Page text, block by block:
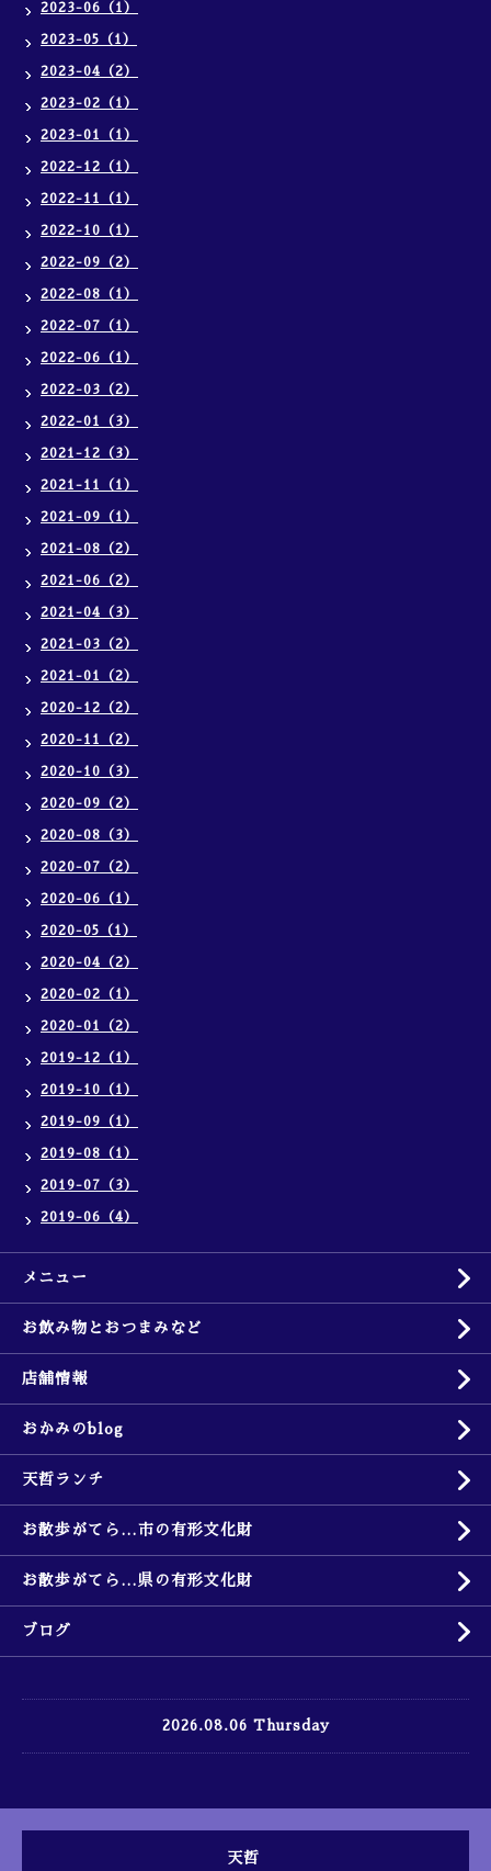
2023-06（1）
2023-05（1）
2023-04（2）
2023-02（1）
2023-01（1）
2022-12（1）
2022-11（1）
2022-10（1）
2022-09（2）
2022-08（1）
2022-07（1）
2022-06（1）
2022-03（2）
2022-01（3）
2021-12（3）
2021-11（1）
2021-09（1）
2021-08（2）
2021-06（2）
2021-04（3）
2021-03（2）
2021-01（2）
2020-12（2）
2020-11（2）
2020-10（3）
2020-09（2）
2020-08（3）
2020-07（2）
2020-06（1）
2020-05（1）
2020-04（2）
2020-02（1）
2020-01（2）
2019-12（1）
2019-10（1）
2019-09（1）
2019-08（1）
2019-07（3）
2019-06（4）
メニュー
お飲み物とおつまみなど
店舗情報
おかみのblog
天哲ランチ
お散歩がてら…市の有形文化財
お散歩がてら…県の有形文化財
ブログ
2026.08.06 Thursday
天哲